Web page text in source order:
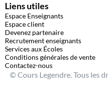
Liens utiles
Espace Enseignants
Espace client
Devenez partenaire
Recrutement enseignants
Services aux Écoles
Conditions générales de vente
Contactez-nous
© Cours Legendre. Tous les